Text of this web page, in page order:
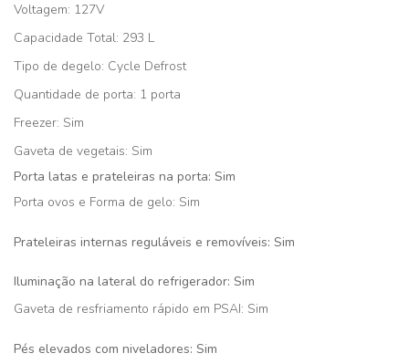
Voltagem: 127V
Capacidade Total: 293 L
Tipo de degelo: Cycle Defrost
Quantidade de porta: 1 porta
Freezer: Sim
Gaveta de vegetais: Sim
Porta latas e prateleiras na porta: Sim
Porta ovos e Forma de gelo: Sim
Prateleiras internas reguláveis e removíveis​: Sim
Iluminação na lateral do refrigerador: Sim
Gaveta de resfriamento rápido em PSAI: Sim
Pés elevados com niveladores: Sim